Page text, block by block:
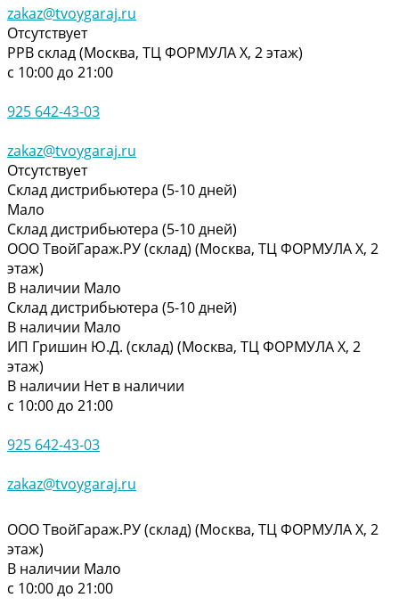
zakaz@tvoygaraj.ru
Отсутствует
РРВ склад (Москва, ТЦ ФОРМУЛА Х, 2 этаж)
с 10:00 до 21:00
925 642-43-03
zakaz@tvoygaraj.ru
Отсутствует
Склад дистрибьютера (5-10 дней)
Мало
Склад дистрибьютера (5-10 дней)
ООО ТвойГараж.РУ (склад) (Москва, ТЦ ФОРМУЛА Х, 2
этаж)
В наличии Мало
Склад дистрибьютера (5-10 дней)
В наличии Мало
ИП Гришин Ю.Д. (склад) (Москва, ТЦ ФОРМУЛА Х, 2
этаж)
В наличии Нет в наличии
с 10:00 до 21:00
925 642-43-03
zakaz@tvoygaraj.ru
ООО ТвойГараж.РУ (склад) (Москва, ТЦ ФОРМУЛА Х, 2
этаж)
В наличии Мало
с 10:00 до 21:00